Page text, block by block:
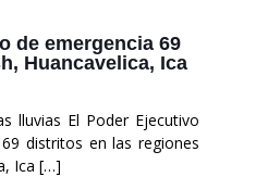
de emergencia 69
Huancavelica, Ica
lluvias El Poder Ejecutivo
distritos en las regiones
Ica […]